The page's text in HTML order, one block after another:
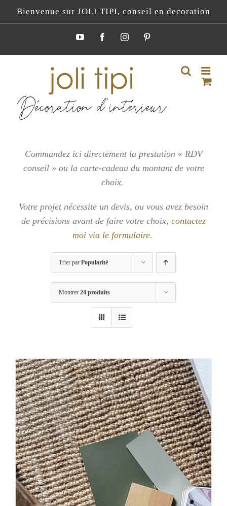
Passer
au
Bienvenue sur JOLI TIPI, conseil en decoration
YouTubeFacebookInstagramPinterest
Commandez ici directement la prestation « RDV
conseil » ou la carte-cadeau du montant de votre
choix.
Votre projet nécessite un devis, ou vous avez besoin
de précisions avant de faire votre choix, contactez
moi via le formulaire.
Trier par Popularité
Montrer 24 produits